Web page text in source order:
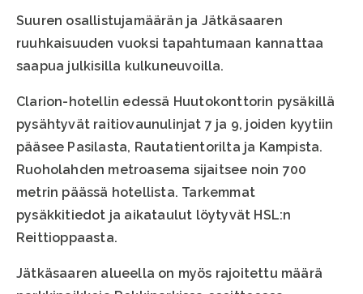
Suuren osallistujamäärän ja Jätkäsaaren
ruuhkaisuuden vuoksi tapahtumaan kannattaa
saapua julkisilla kulkuneuvoilla.
Clarion-hotellin edessä Huutokonttorin pysäkillä
pysähtyvät raitiovaunulinjat 7 ja 9, joiden kyytiin
pääsee Pasilasta, Rautatientorilta ja Kampista.
Ruoholahden metroasema sijaitsee noin 700
metrin päässä hotellista. Tarkemmat
pysäkkitiedot ja aikataulut löytyvät HSL:n
Reittioppaasta.
Jätkäsaaren alueella on myös rajoitettu määrä